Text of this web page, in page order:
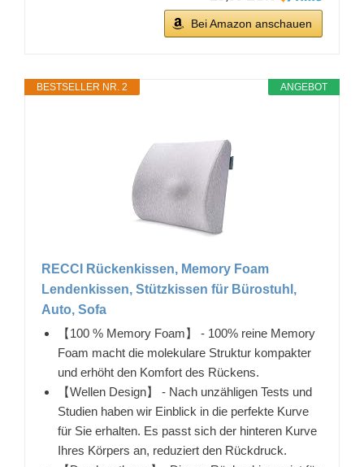
Bei Amazon anschauen
ANGEBOT
BESTSELLER NR. 2
RECCI Rückenkissen, Memory Foam
Lendenkissen, Stützkissen für Bürostuhl,
Auto, Sofa
【100 % Memory Foam】 - 100% reine Memory
Foam macht die molekulare Struktur kompakter
und erhöht den Komfort des Rückens.
【Wellen Design】 - Nach unzähligen Tests und
Studien haben wir Einblick in die perfekte Kurve
für Sie erhalten. Es passt sich der hinteren Kurve
Ihres Körpers an, reduziert den Rückdruck.